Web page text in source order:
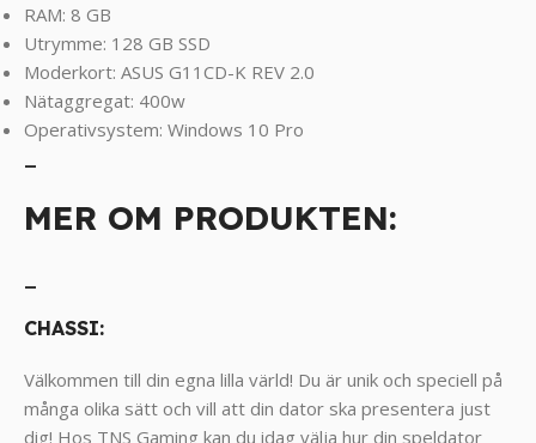
RAM: 8 GB
Utrymme: 128 GB SSD
Moderkort: ASUS G11CD-K REV 2.0
Nätaggregat: 400w
Operativsystem: Windows 10 Pro
MER OM PRODUKTEN:
CHASSI:
Välkommen till din egna lilla värld! Du är unik och speciell på
många olika sätt och vill att din dator ska presentera just
dig! Hos TNS Gaming kan du idag välja hur din speldator